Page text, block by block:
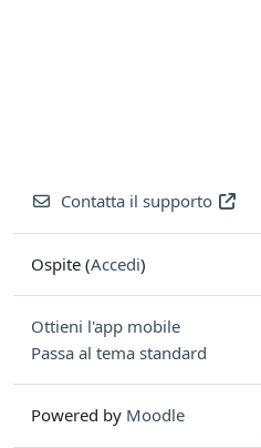
Contatta il supporto
Ospite (Accedi)
Ottieni l'app mobile
Passa al tema standard
Powered by Moodle